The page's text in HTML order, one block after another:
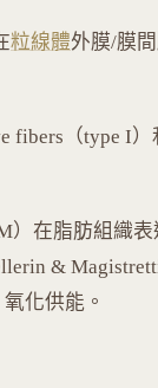
粒線體外膜/膜
fibers（type I）
）在脂肪組織
&
化供能。